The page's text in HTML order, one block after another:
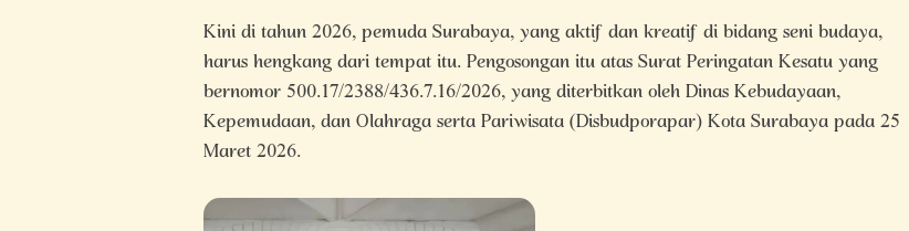
Kini di tahun 2026, pemuda Surabaya, yang aktif dan kreatif di bidang seni budaya,
harus hengkang dari tempat itu. Pengosongan itu atas Surat Peringatan Kesatu yang
bernomor 500.17/2388/436.7.16/2026, yang diterbitkan oleh Dinas Kebudayaan,
Kepemudaan, dan Olahraga serta Pariwisata (Disbudporapar) Kota Surabaya pada 25
Maret 2026.